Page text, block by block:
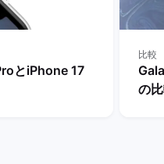
とiPhone 17
比較
の